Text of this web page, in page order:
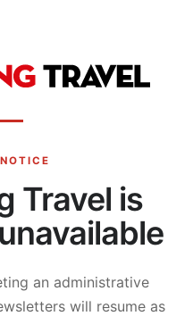
Travel is
an administrative
will resume as